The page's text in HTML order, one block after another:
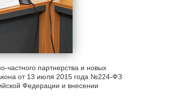
частного партнерства и новых
от 13 июля 2015 года №224-ФЗ
Федерации и внесении